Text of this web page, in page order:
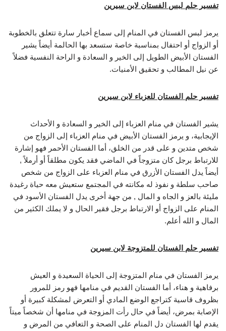
تفسير حلم لبس الفستان لابن سيرين
يرمز لبس الفستان في المنام إلى سماع أخبار سارة تتعلق بالخطوبة
أو الزواج أو احتفال بمناسبة خاصة ستسعد بها الحالمة أيضاً يشير
الفستان الأبيض الطويل إلى الخير و السعادة و الراحة النفسية فضلاً
عن نيل المطالب و تحقيق الأمنيات.
تفسير حلم الفستان للعزباء لابن سيرين
يشير الفستان في منام العزباء إلى الخير و السعادة و الأحداث
الإيجابية، و يرمز الفستان الأبيض في منام العزباء إلى الزواج من
شخص متدين و على قدر من الخلق، أما الفستان الأحمر فهو إشارة
للارتباط برجل كان متزوجاً في الماضي فقد يكون مطلقاً أو أرملاً ,
أيضاً يدل الفستان الأزرق في منام العزباء على الزواج من شخص
صاحب سلطة و نفوذ له مكانته في المجتمع ستعيش معه حياة رغيدة
مليئة بالعز و الجاه و المال , من جهة أخرى يدل الفستان الأسود في
المنام على الزواج أو الارتباط برجل فقير الحال و لا يملك الكثير من
المال و الله أعلم.
تفسير حلم الفستان للمتزوجة لابن سيرين
يرمز الفستان في منام المتزوجة إلى الحياة السعيدة و العيش
برفاهية و هناء، أما الفستان القديم في منامها فهو رمز للمرور
بظروف قاسية كتراجع الوضع المادي أو التعرض لمشكلة كبيرة أو
الإصابة بمرض، أيضاً في حال رأت المزوجة في منامها أن شخصاً ميتاً
يقدم لها الفستان دل المنام على الصحة و التعافي من المرض و